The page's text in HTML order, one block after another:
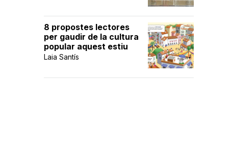
8 propostes lectores
per gaudir de la cultura
popular aquest estiu
Laia Santís